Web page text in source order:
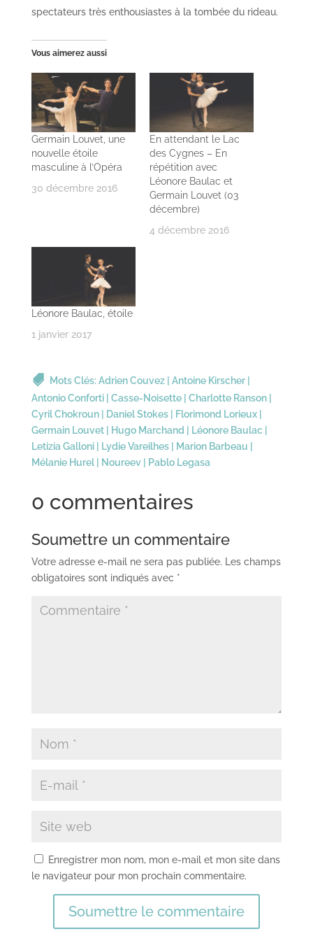
spectateurs très enthousiastes à la tombée du rideau.
Vous aimerez aussi
Germain Louvet, une
nouvelle étoile
masculine à l’Opéra
30 décembre 2016
En attendant le Lac
des Cygnes – En
répétition avec
Léonore Baulac et
Germain Louvet (03
décembre)
4 décembre 2016
Léonore Baulac, étoile
1 janvier 2017
Mots Clés:Adrien Couvez| Antoine Kirscher|
Antonio Conforti| Casse-Noisette| Charlotte Ranson|
Cyril Chokroun| Daniel Stokes| Florimond Lorieux|
Germain Louvet| Hugo Marchand Léonore Baulac|
Letizia Galloni| Lydie Vareilhes| Marion Barbeau
Mélanie Hurel| Noureev| Pablo Legasa
0 commentaires
Soumettre un commentaire
Votre adresse e-mail ne sera pas publiée.
Les champs
obligatoires sont indiqués avec *
Enregistrer mon nom, mon e-mail et mon site dans
le navigateur pour mon prochain commentaire.
Soumettre le commentaire